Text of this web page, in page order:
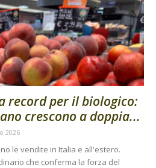
record per il biologico:
crescono a doppia...
2026
le vendite in Italia e all'estero.
che conferma la forza del